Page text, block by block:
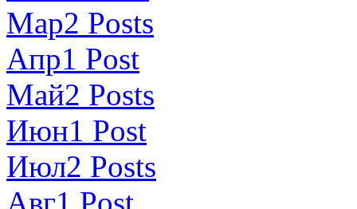
Мар2 Posts
Апр1 Post
Май2 Posts
Июн1 Post
Июл2 Posts